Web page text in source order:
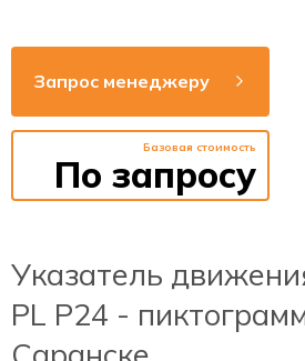
Запрос менеджеру
Базовая стоимость
По запросу
Указатель
PL Р24 -